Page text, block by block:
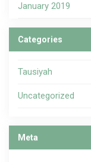
January 2019
Categories
Tausiyah
Uncategorized
Meta